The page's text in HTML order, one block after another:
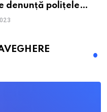
denunță polițele
și toate termenele